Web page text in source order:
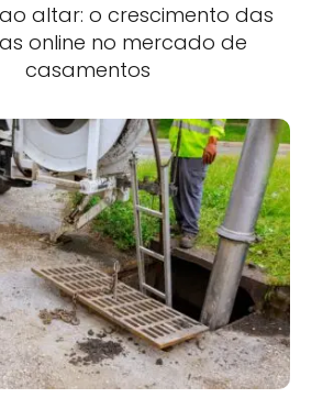
altar: o crescimento das
online no mercado de
casamentos